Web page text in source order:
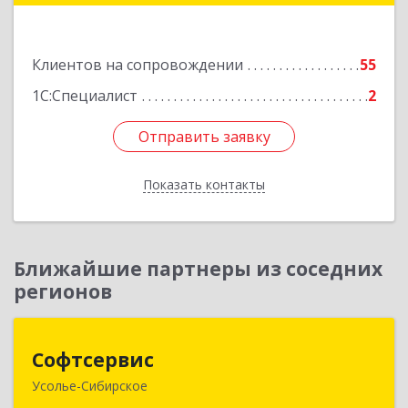
Клиентов на сопровождении
55
1С:Специалист
2
Отправить заявку
Показать контакты
Отправить заявку
Назад
Ближайшие партнеры из соседних
регионов
Софтсервис
Усолье-Сибирское
665451, Иркутская обл, Усолье-Сибирское г,